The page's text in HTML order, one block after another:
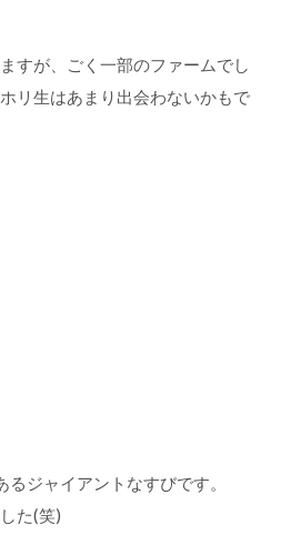
すが、ごく一部のファームでし
リ生はあまり出会わないかもで
ジャイアントなすびです。
た(笑)